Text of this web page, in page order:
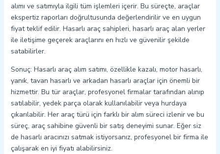
alımı ve satımıyla ilgili tüm işlemleri içerir. Bu süreçte, araçlar
ekspertiz raporları doğrultusunda değerlendirilir ve en uygun
fiyat teklif edilir. Hasarlı araç sahipleri, hasarlı araç alan yerler
ile iletişime geçerek araçlarını en hızlı ve güvenilir şekilde
satabilirler.
Sonuç: Hasarlı araç alım satımı, özellikle kazalı, motor hasarlı,
yanık, tavan hasarlı ve arkadan hasarlı araçlar için önemli bir
hizmettir. Bu tür araçlar, profesyonel firmalar tarafından alınıp
satılabilir, yedek parça olarak kullanılabilir veya hurdaya
çıkarılabilir. Her araç türü için farklı bir alım süreci izlenir ve bu
süreç, araç sahibine güvenli bir satış deneyimi sunar. Eğer siz
de hasarlı aracınızı satmak istiyorsanız, profesyonel bir firma ile
çalışarak en iyi fiyatı alabilirsiniz.